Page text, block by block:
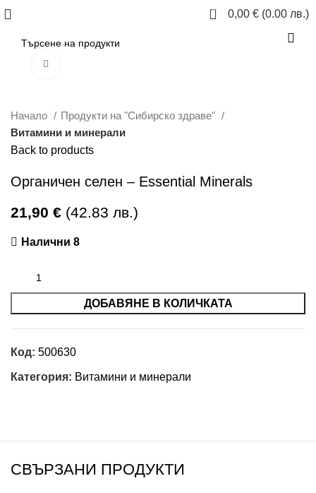
0 0,00 € (0.00 лв.)
Начало
Продукти на "Сибирско здраве"
Витамини и минерали
Back to products
Органичен селен – Essential Minerals
21,90 € (42.83 лв.)
Налични 8
ДОБАВЯНЕ В КОЛИЧКАТА
Код: 500630
Категория: Витамини и минерали
СВЪРЗАНИ ПРОДУКТИ